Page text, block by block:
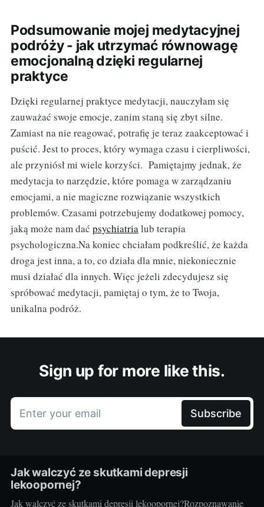
Podsumowanie mojej medytacyjnej
podróży - jak utrzymać równowagę
emocjonalną dzięki regularnej
praktyce
Dzięki regularnej praktyce medytacji, nauczyłam się
zauważać swoje emocje, zanim staną się zbyt silne.
Zamiast na nie reagować, potrafię je teraz zaakceptować i
puścić. Jest to proces, który wymaga czasu i cierpliwości,
ale przyniósł mi wiele korzyści. Pamiętajmy jednak, że
medytacja to narzędzie, które pomaga w zarządzaniu
emocjami, a nie magiczne rozwiązanie wszystkich
problemów. Czasami potrzebujemy dodatkowej pomocy,
jaką może nam dać psychiatrialub terapia
psychologiczna.Na koniec chciałam podkreślić, że każda
droga jest inna, a to, co działa dla mnie, niekoniecznie
musi działać dla innych. Więc jeżeli zdecydujesz się
spróbować medytacji, pamiętaj o tym, że to Twoja,
unikalna podróż.
Sign up for more like this.
Enter your email Subscribe
Jak walczyć ze skutkami depresji
lekoopornej?
Jak walczyć ze skutkami depresji lekoopornej?Rozpoznawanie